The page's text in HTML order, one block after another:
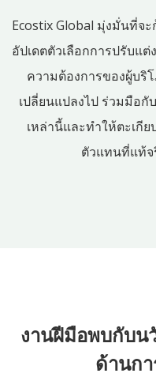
Ecostix Global มุ่งมั่นที่จ
อัปเดตตัวเลือกการปรับแต่
ความต้องการของผู้บริ
เปลี่ยนแปลงไป ร่วมมือกั
เหล่านี้และทำให้ตะเกี
ตัวแทนที่แท้
งานฝีมือพบกับน
ด้านก